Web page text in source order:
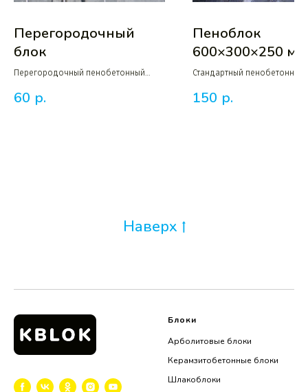
Перегородочный
блок
Перегородочный пенобетонный
стен дома
60 р.
Пеноблок
600×300×250 мм
Стандартный пенобетонный
наружных несущих стен
150 р.
Наверх
Блоки
Арболитовые блоки
Керамзитобетонные блоки
Шлакоблоки